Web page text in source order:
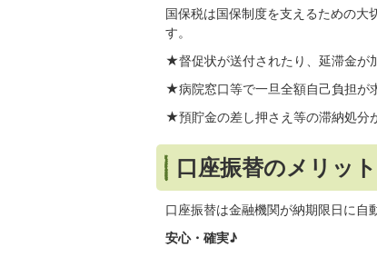
国保税は国保制度を支えるための大
す。
★督促状が送付されたり、延滞金が
★病院窓口等で一旦全額自己負担が
★預貯金の差し押さえ等の滞納処分
口座振替のメリッ
口座振替は金融機関が納期限日に自
安心・確実♪